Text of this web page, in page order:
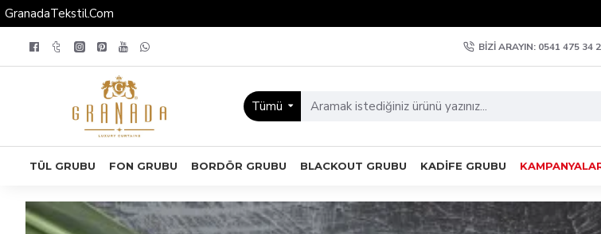
GranadaTekstil.Com
BIZI ARAYIN: 0541 475 34
Tümü
TÜL GRUBU FON GRUBU BORDÖR GRUBU BLACKOUT GRUBU KADIFE GRUBU